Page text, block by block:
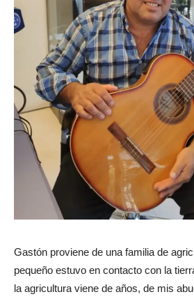
Gastón proviene de una familia de
pequeño estuvo en contacto con la
la agricultura viene de años, de mis